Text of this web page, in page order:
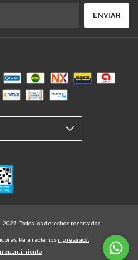
2026. Todos los derechos reservados.
Para reclamos ingresá acá.